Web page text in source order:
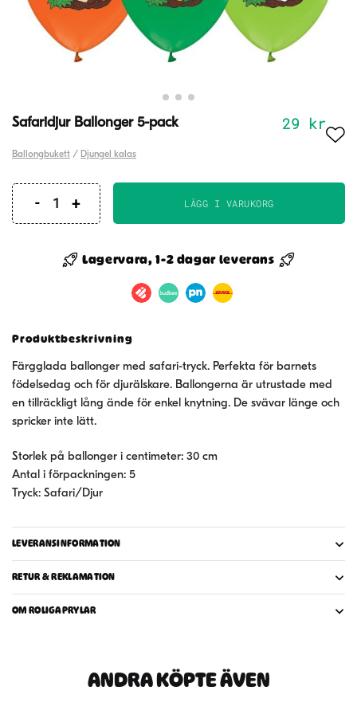
Safaridjur Ballonger 5-pack 29 kr
Ballongbukett / Djungel kalas
Safaridjur
pack
LÄGG I VARUKORG
Lagervara, 1-2 dagar leverans
Produktbeskrivning
Färgglada ballonger med safari-tryck. Perfekta för barnets
födelsedag och för djurälskare. Ballongerna är utrustade med
en tillräckligt lång ände för enkel knytning. De svävar länge och
spricker inte lätt.
Storlek på ballonger i centimeter: 30 cm
Antal i förpackningen: 5
Tryck: Safari/Djur
LEVERANSINFORMATION
RETUR & REKLAMATION
OM ROLIGAPRYLAR
ANDRA KÖPTE ÄVEN